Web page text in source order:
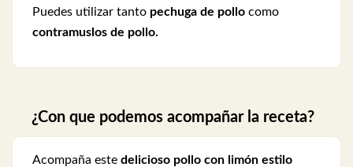
Puedes utilizar tanto pechuga de pollo como
contramuslos de pollo.
¿Con que podemos acompañar la receta?
Acompaña este delicioso pollo con limón estilo